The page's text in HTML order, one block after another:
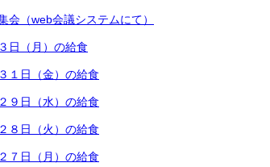
会（web会議システムにて）
日（月）の給食
１日（金）の給食
９日（水）の給食
８日（火）の給食
７日（月）の給食